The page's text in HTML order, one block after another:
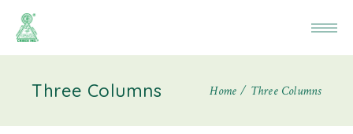
Three Columns Home Three Columns